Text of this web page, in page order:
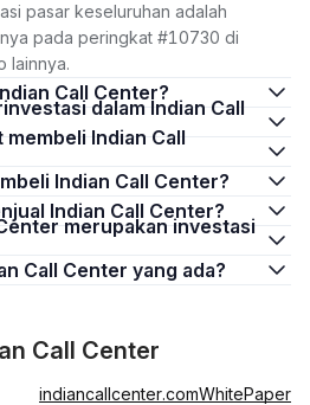
pasar keseluruhan adalah
pada peringkat #10730 di
lainnya.
Call Center?
Indian Call Center?
Indian Call Center?
Call Center yang ada?
Call Center
indiancallcenter.comWhitePaper